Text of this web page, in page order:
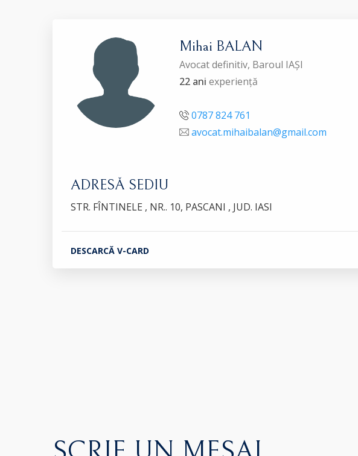
Mihai BALAN
Avocat definitiv, Baroul IAȘI
22 ani experiență
0787 824 761
avocat.mihaibalan@gmail.com
ADRESĂ SEDIU
STR. FÎNTINELE , NR.. 10, PASCANI , JUD. IASI
DESCARCĂ V-CARD